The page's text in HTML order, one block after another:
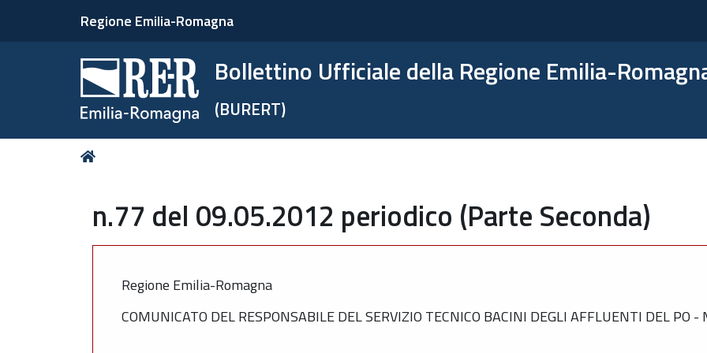
Regione Emilia-Romagna
Bollettino Ufficiale della Regione Emilia-
(BURERT)
Tu
n.77 del 09.05.2012 periodico (Parte Seconda)
Regione Emilia-Romagna
COMUNICATO DEL RESPONSABILE DEL SERVIZIO TECNICO BACINI DEGLI AFFLUENTI DEL PO -